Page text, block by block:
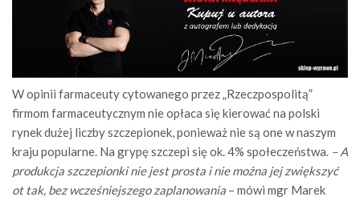
W opinii farmaceuty cytowanego przez „Rzeczpospolitą”
firmom farmaceutycznym nie opłaca się kierować na polski
rynek dużej liczby szczepionek, ponieważ nie są one w naszym
kraju popularne. Na grypę szczepi się ok. 4% społeczeństwa. – A
produkcja szczepionki nie jest prosta i nie można jej zwiększyć
ot tak, bez wcześniejszego zaplanowania – mówi mgr Marek